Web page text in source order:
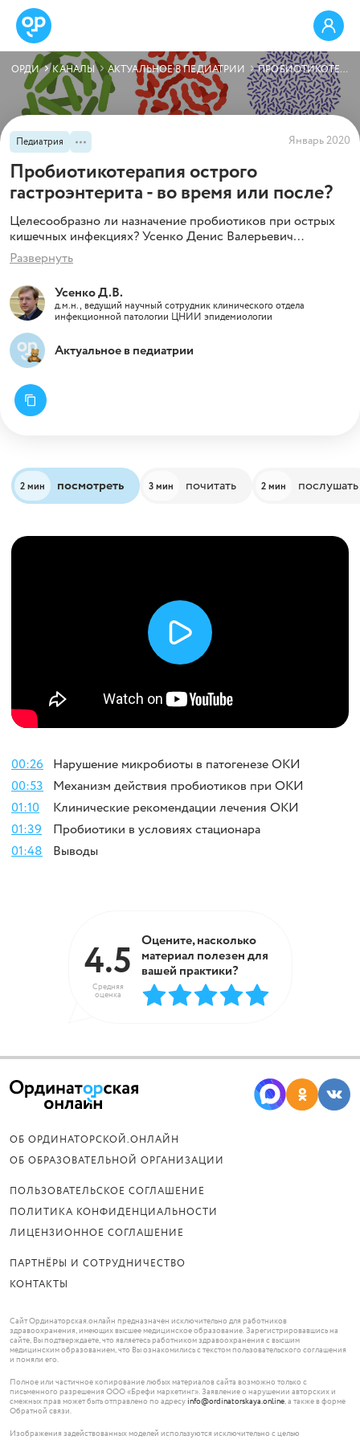
ОРДИ КАНАЛЫ АКТУАЛЬНОЕ В ПЕДИАТРИИ ПРОБИОТИКОТЕРАПИЯ ОСТРОГО ГАСТРОЭНТЕРИТА - ВО ВРЕМЯ ИЛИ ПОСЛЕ?
Педиатрия Январь 2020
Пробиотикотерапия острого
гастроэнтерита - во время или после?
Целесообразно ли назначение пробиотиков при острых
кишечных инфекциях? Усенко Денис Валерьевич
расскажет о том, когда назначать пробиотики? Во время
или после острой кишечной инфекции.
Развернуть
Усенко Д.В.
д.м.н., ведущий научный сотрудник клинического отдела
инфекционной патологии ЦНИИ эпидемиологии
Актуальное в педиатрии
2 мин посмотреть 3 мин почитать 2 мин послушать
00:26 Нарушение микробиоты в патогенезе ОКИ
00:53 Механизм действия пробиотиков при ОКИ
01:10
Клинические рекомендации лечения ОКИ
01:39
Пробиотики в условиях стационара
01:48
Выводы
4.5
Средняя
оценка
Оцените, насколько
материал полезен для
вашей практики?
ОБ ОРДИНАТОРСКОЙ.ОНЛАЙН
ОБ ОБРАЗОВАТЕЛЬНОЙ ОРГАНИЗАЦИИ
ПОЛЬЗОВАТЕЛЬСКОЕ СОГЛАШЕНИЕ
ПОЛИТИКА КОНФИДЕНЦИАЛЬНОСТИ
ЛИЦЕНЗИОННОЕ СОГЛАШЕНИЕ
ПАРТНЁРЫ И СОТРУДНИЧЕСТВО
КОНТАКТЫ
Сайт Ординаторская.онлайн предназначен исключительно для работников
здравоохранения, имеющих высшее медицинское образование. Зарегистрировавшись на
сайте, Вы подтверждаете, что являетесь работником здравоохранения с высшим
медицинским образованием, что Вы ознакомились с текстом пользовательского соглашения
и поняли его.
Полное или частичное копирование любых материалов сайта возможно только с
письменного разрешения ООО «Брефи маркетинг». Заявление о нарушении авторских и
смежных прав может быть отправлено по адресу info@ordinatorskaya.online, а также в форме
Обратной связи.
Изображения задействованных моделей используются исключительно с целью